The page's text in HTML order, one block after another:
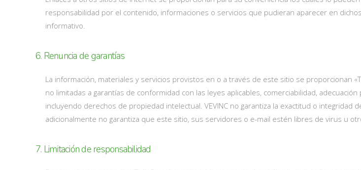
responsabilidad por el contenido, informaciones o servicios que pudieran aparecer en
informativo.
6. Renuncia de garantías
La información, materiales y servicios provistos en o a través de este sitio se proporcionan
no limitadas a garantías de conformidad con las leyes aplicables, comerciabilidad,
incluyendo derechos de propiedad intelectual. VEVINC no garantiza la exactitud o integridad
adicionalmente no garantiza que este sitio, sus servidores o e-mail estén libres de virus u
7. Limitación de responsabilidad